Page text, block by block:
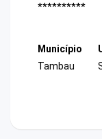
**********
Município
Tambau